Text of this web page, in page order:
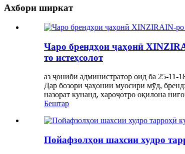
Ахбори ширкат
Чаро брендҳои ҷаҳонӣ
то истеҳсолот
аз ҷониби администратор оид ба 25-11-
Дар бозори ҷаҳонии муосири мӯд,
назорат кунанд, хароҷотро оқилона
Бештар
Пойафзолҳои шахсии худро